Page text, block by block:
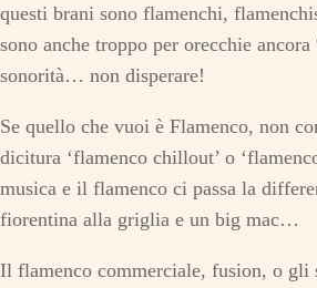
questi brani sono flamenchi,
sono anche troppo per orecchie
sonorità… non disperare!
Se quello che vuoi è Flamenco, non
dicitura ‘flamenco chillout’ o
musica e il flamenco ci passa la
fiorentina alla griglia e un big mac…
Il flamenco commerciale, fusion, o